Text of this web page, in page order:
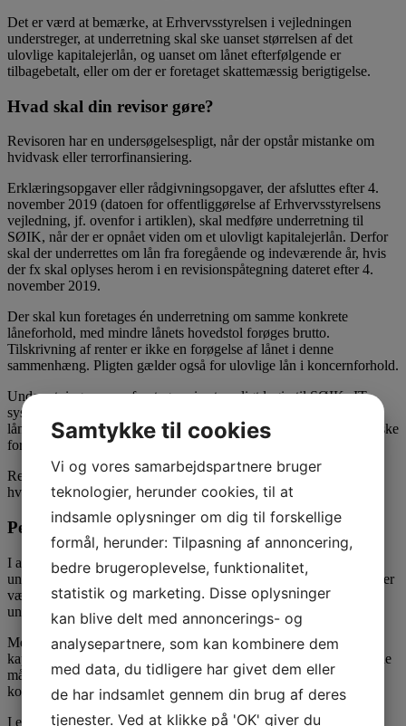
Det er værd at bemærke, at Erhvervsstyrelsen i vejledningen
understreger, at underretning skal ske uanset størrelsen af det
ulovlige kapitalejerlån, og uanset om lånet efterfølgende er
tilbagebetalt, eller om der er foretaget skattemæssig berigtigelse.
Hvad skal din revisor gøre?
Revisoren har en undersøgelsespligt, når der opstår mistanke om
hvidvask eller terrorfinansiering.
Erklæringsopgaver eller rådgivningsopgaver, der afsluttes efter 4.
november 2019 (datoen for offentliggørelse af Erhvervsstyrelsens
vejledning, jf. ovenfor i artiklen), skal medføre underretning til
SØIK, når der er opnået viden om et ulovligt kapitalejerlån. Derfor
skal der underrettes om lån fra foregående og indeværende år, hvis
der fx skal oplyses herom i en revisionspåtegning dateret efter 4.
november 2019.
Der skal kun foretages én underretning om samme konkrete
låneforhold, med mindre lånets hovedstol forøges brutto.
Tilskrivning af renter er ikke en forøgelse af lånet i denne
sammenhæng. Pligten gælder også for ulovlige lån i koncernforhold.
Underretningen, som foretages via et særligt login til SØIKs IT-
system, skal foretages, når revisoren opnår viden om det ulovlige
lån. Underretningen skal under hensyntagen til almindelige praktiske
foranstaltninger foretages hurtigst muligt.
Revisoren har tavshedspligt, når SØIK underrettes efter
hvidvaskloven.
Perspektivering
I adskillige år har den finansielle sektor været storleverandør af
underretninger om mistanke om hvidvask til SØIK. Af og til har der
været stillet spørgsmålstegn ved årsagen til de relativt få
underretninger, SØIK har modtaget fra godkendte revisorer.
Med baggrund i Erhvervsstyrelsens vejledning om ulovlige
kapitalejerlån og disses kategorisering i forhold til hvidvaskreglerne
må det forventes, at antallet af underretninger fra revisorbranchen
kommer til at eksplodere.
I en analyse fra FSR - danske revisorer fra 2018 fremgår det, at
Samtykke til cookies
Vi og vores samarbejdspartnere bruger
teknologier, herunder cookies, til at
indsamle oplysninger om dig til forskellige
formål, herunder: Tilpasning af annoncering,
bedre brugeroplevelse, funktionalitet,
statistik og marketing. Disse oplysninger
kan blive delt med annoncerings- og
analysepartnere, som kan kombinere dem
med data, du tidligere har givet dem eller
de har indsamlet gennem din brug af deres
tjenester. Ved at klikke på 'OK' giver du